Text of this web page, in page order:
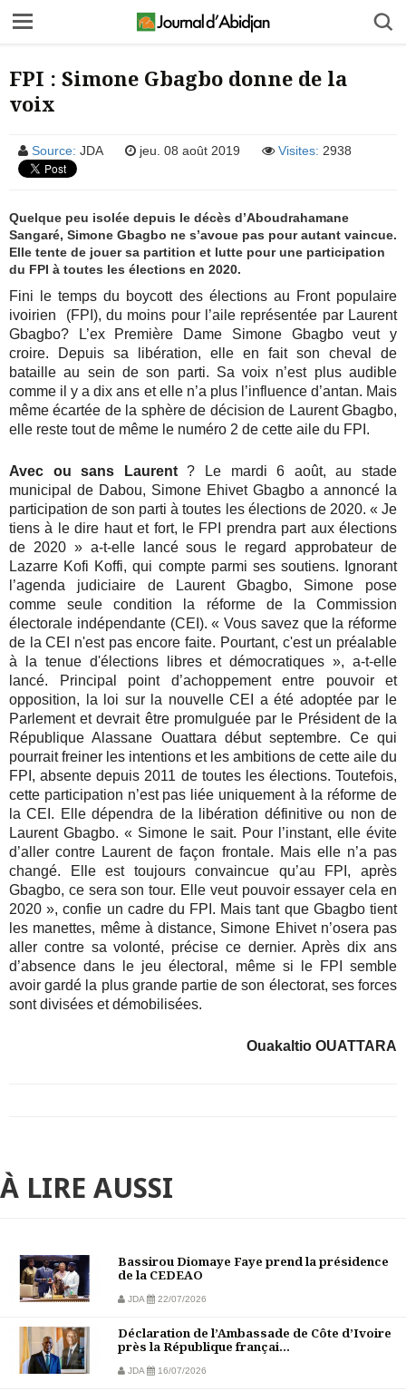
FPI : Simone Gbagbo donne de la
voix
Source: JDA jeu. 08 août 2019 Visites: 2938
Quelque peu isolée depuis le décès d’Aboudrahamane
Sangaré, Simone Gbagbo ne s’avoue pas pour autant vaincue.
Elle tente de jouer sa partition et lutte pour une participation
du FPI à toutes les élections en 2020.
Fini le temps du boycott des élections au Front populaire
ivoirien (FPI), du moins pour l’aile représentée par Laurent
Gbagbo? L’ex Première Dame Simone Gbagbo veut y
croire. Depuis sa libération, elle en fait son cheval de
bataille au sein de son parti. Sa voix n’est plus audible
comme il y a dix ans et elle n’a plus l’influence d’antan. Mais
même écartée de la sphère de décision de Laurent Gbagbo,
elle reste tout de même le numéro 2 de cette aile du FPI.
Avec ou sans Laurent? Le mardi 6 août, au stade
municipal de Dabou, Simone Ehivet Gbagbo a annoncé la
participation de son parti à toutes les élections de 2020. « Je
tiens à le dire haut et fort, le FPI prendra part aux élections
de 2020 » a-t-elle lancé sous le regard approbateur de
Lazarre Kofi Koffi, qui compte parmi ses soutiens. Ignorant
l’agenda judiciaire de Laurent Gbagbo, Simone pose
comme seule condition la réforme de la Commission
électorale indépendante (CEI). « Vous savez que la réforme
de la CEI n'est pas encore faite. Pourtant, c'est un préalable
à la tenue d'élections libres et démocratiques », a-t-elle
lancé. Principal point d’achoppement entre pouvoir et
opposition, la loi sur la nouvelle CEI a été adoptée par le
Parlement et devrait être promulguée par le Président de la
République Alassane Ouattara début septembre. Ce qui
pourrait freiner les intentions et les ambitions de cette aile du
FPI, absente depuis 2011 de toutes les élections. Toutefois,
cette participation n’est pas liée uniquement à la réforme de
la CEI. Elle dépendra de la libération définitive ou non de
Laurent Gbagbo. « Simone le sait. Pour l’instant, elle évite
d’aller contre Laurent de façon frontale. Mais elle n’a pas
changé. Elle est toujours convaincue qu’au FPI, après
Gbagbo, ce sera son tour. Elle veut pouvoir essayer cela en
2020 », confie un cadre du FPI. Mais tant que Gbagbo tient
les manettes, même à distance, Simone Ehivet n’osera pas
aller contre sa volonté, précise ce dernier. Après dix ans
d’absence dans le jeu électoral, même si le FPI semble
avoir gardé la plus grande partie de son électorat, ses forces
sont divisées et démobilisées.
Ouakaltio OUATTARA
À LIRE AUSSI
Bassirou Diomaye Faye prend la présidence
de la CEDEAO
JDA 22/07/2026
Déclaration de l’Ambassade de Côte d’Ivoire
près la République françai...
JDA 16/07/2026